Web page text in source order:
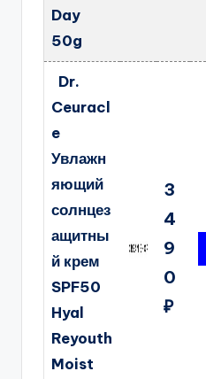
Day
50g
Dr.
Ceuracl
e
Увлажн
яющий
солнцез
ащитны
й крем
SPF50
Hyal
Reyouth
Moist
3
4
9
0
₽